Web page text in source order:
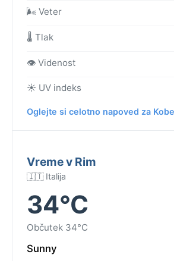
🌬️ Veter
🌡️ Tlak
👁️ Videnost
☀️ UV indeks
Oglejte si celotno napoved za
Vreme v Rim
🇮🇹 Italija
34°C
Občutek 34°C
Sunny